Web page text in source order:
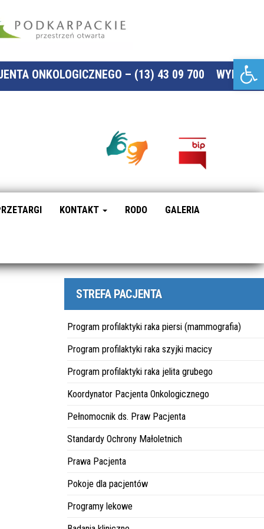
Otwórz pasek narzędzi
ONKOLOGICZNEGO – (13) 43 09 700 WYNIKI-
KONTAKT RODO GALERIA
STREFA PACJENTA
Program profilaktyki raka piersi (mammografia)
Program profilaktyki raka szyjki macicy
Program profilaktyki raka jelita grubego
Koordynator Pacjenta Onkologicznego
Pełnomocnik ds. Praw Pacjenta
Standardy Ochrony Małoletnich
Prawa Pacjenta
Pokoje dla pacjentów
Programy lekowe